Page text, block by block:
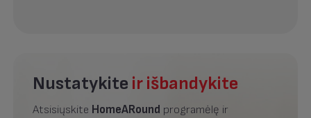
Nustatykite ir išbandykite
Atsisiųskite HomeARound programėlę ir